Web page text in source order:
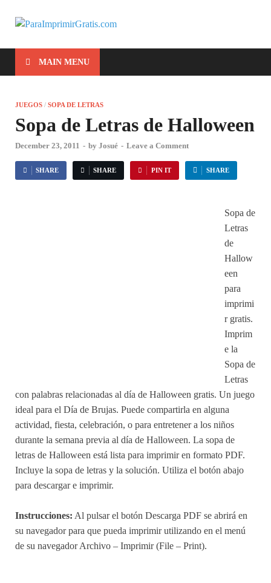
MAIN MENU
JUEGOS / SOPA DE LETRAS
Sopa de Letras de Halloween
December 23, 2011 - by Josué - Leave a Comment
SHARE SHARE PIN IT SHARE
Sopa de
Letras
de
Hallow
een
para
imprimi
r gratis.
Imprim
e la
Sopa de
Letras
con palabras relacionadas al día de Halloween gratis. Un juego
ideal para el Día de Brujas. Puede compartirla en alguna
actividad, fiesta, celebración, o para entretener a los niños
durante la semana previa al día de Halloween. La sopa de
letras de Halloween está lista para imprimir en formato PDF.
Incluye la sopa de letras y la solución. Utiliza el botón abajo
para descargar e imprimir.
Instrucciones: Al pulsar el botón Descarga PDF se abrirá en
su navegador para que pueda imprimir utilizando en el menú
de su navegador Archivo – Imprimir (File – Print).